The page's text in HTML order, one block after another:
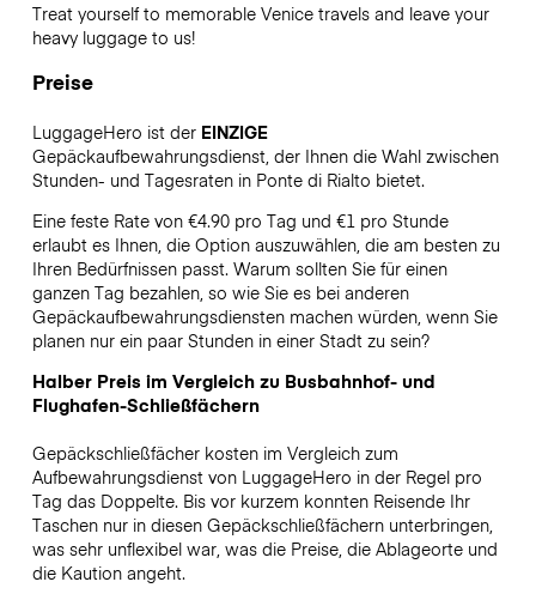
Treat yourself to memorable Venice travels and leave your
heavy luggage to us!
Preise
LuggageHero ist der EINZIGE
Gepäckaufbewahrungsdienst, der Ihnen die Wahl zwischen
Stunden- und Tagesraten in Ponte di Rialto bietet.
Eine feste Rate von €4.90 pro Tag und €1 pro Stunde
erlaubt es Ihnen, die Option auszuwählen, die am besten zu
Ihren Bedürfnissen passt. Warum sollten Sie für einen
ganzen Tag bezahlen, so wie Sie es bei anderen
Gepäckaufbewahrungsdiensten machen würden, wenn Sie
planen nur ein paar Stunden in einer Stadt zu sein?
Halber Preis im Vergleich zu Busbahnhof- und
Flughafen-Schließfächern
Gepäckschließfächer kosten im Vergleich zum
Aufbewahrungsdienst von LuggageHero in der Regel pro
Tag das Doppelte. Bis vor kurzem konnten Reisende Ihr
Taschen nur in diesen Gepäckschließfächern unterbringen,
was sehr unflexibel war, was die Preise, die Ablageorte und
die Kaution angeht.